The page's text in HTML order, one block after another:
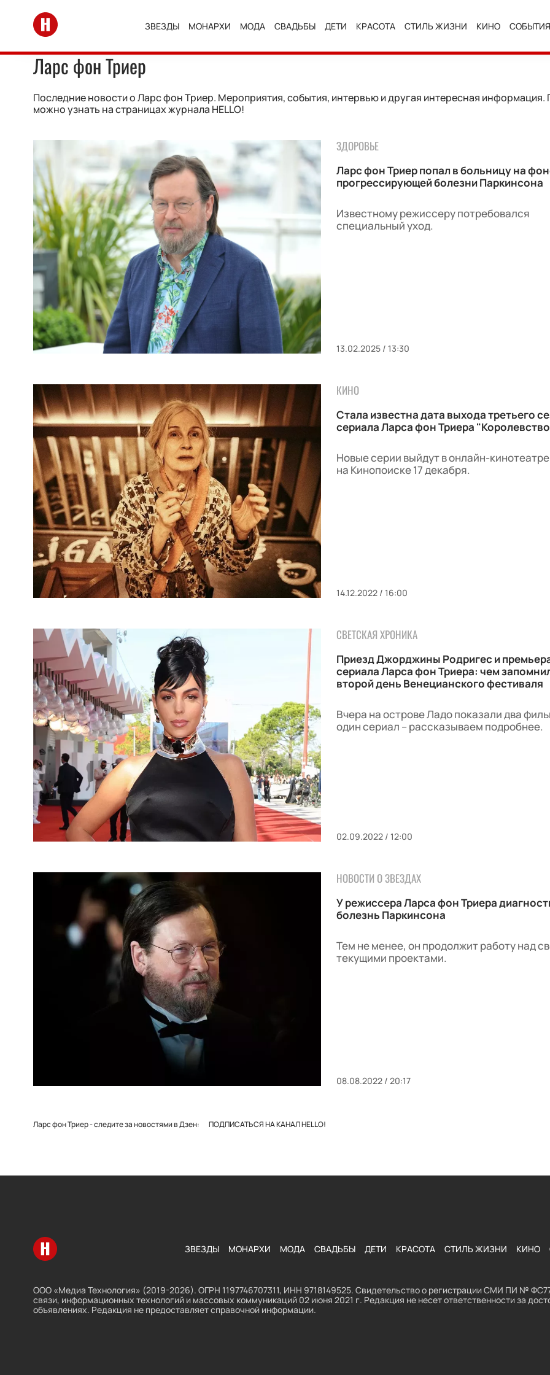
Перейти на главную
ЗВЕЗДЫ МОНАРХИ МОДА СВАДЬБЫ ДЕТИ КРАСОТА СТИЛЬ ЖИЗНИ КИНО СОБЫТИЯ
Ларс фон Триер
Последние новости о Ларс фон Триер. Мероприятия, события, интервью и другая интересная информация.
можно узнать на страницах журнала HELLO!
ЗДОРОВЬЕ
Ларс фон Триер попал в больницу на
прогрессирующей болезни Паркинсона
Известному режиссеру потребовался
специальный уход.
13.02.2025 / 13:30
КИНО
Стала известна дата выхода третьего
сериала Ларса фон Триера
Новые серии выйдут в онлайн-кинотеатре
на Кинопоиске 17 декабря.
14.12.2022 / 16:00
СВЕТСКАЯ ХРОНИКА
Приезд Джорджины Родригес и
сериала Ларса фон Триера: чем
второй день Венецианского фестиваля
Вчера на острове Ладо показали два
один сериал – рассказываем подробнее.
02.09.2022 / 12:00
НОВОСТИ О ЗВЕЗДАХ
У режиссера Ларса фон Триера
болезнь Паркинсона
Тем не менее, он продолжит работу над
текущими проектами.
08.08.2022 / 20:17
Ларс фон Триер - следите за новостями в Дзен: ПОДПИСАТЬСЯ НА КАНАЛ HELLO!
Перейти на главную ЗВЕЗДЫ МОНАРХИ МОДА СВАДЬБЫ ДЕТИ КРАСОТА СТИЛЬ ЖИЗНИ КИНО
ООО «Медиа Технология» (2019-2026). ОГРН 1197746707311, ИНН 9718149525. Свидетельство о регистрации СМИ ПИ №
связи, информационных технологий и массовых коммуникаций 02 июня 2021 г. Редакция не несет ответственности за
объявлениях. Редакция не предоставляет справочной информации.